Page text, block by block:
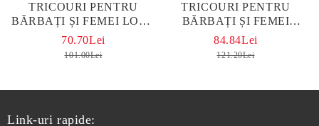
TRICOURI PENTRU
BĂRBAȚI ȘI FEMEI LOVE
WHITE
70.70Lei
101.00Lei
TRICOURI PENTRU
BĂRBAȚI ȘI FEMEI
MICKEY AND MINNIE
WHITE
84.84Lei
121.20Lei
Link-uri rapide: